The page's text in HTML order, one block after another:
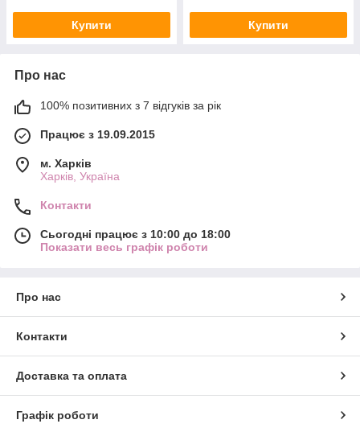
Купити Купити
Про нас
100% позитивних з 7 відгуків за рік
Працює з 19.09.2015
м. Харків
Харків, Україна
Контакти
Сьогодні працює з 10:00 до 18:00
Показати весь графік роботи
Про нас
Контакти
Доставка та оплата
Графік роботи